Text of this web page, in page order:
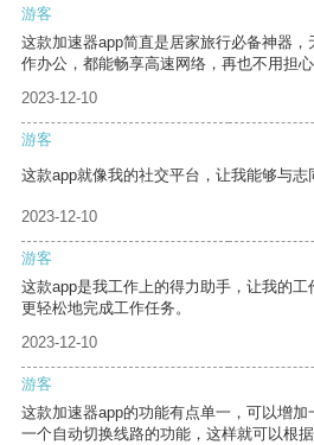
游客
这款加速器app简直是居家旅行必备神器
作办公，都能畅享高速网络，再也不用担心
2023-12-10
游客
这款app就像我的社交平台，让我能够与志
2023-12-10
游客
这款app是我工作上的得力助手，让我的
更轻松地完成工作任务。
2023-12-10
游客
这款加速器app的功能有点单一，可以增
一个自动切换线路的功能，这样就可以根